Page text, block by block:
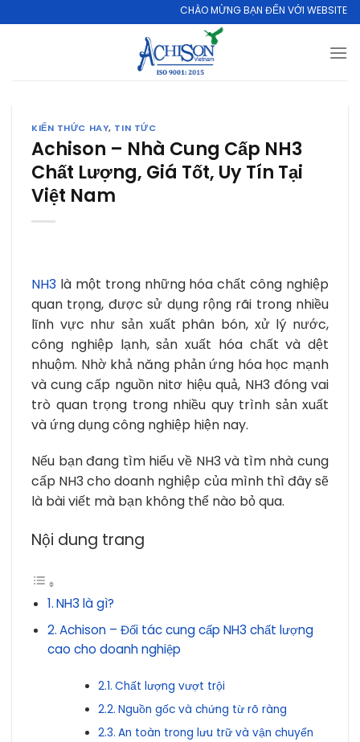
to
CHÀO MỪNG BẠN ĐẾN VỚI WEBSITE CHÍNH
KIẾN THỨC HAY, TIN TỨC
Achison – Nhà Cung Cấp NH3
Chất Lượng, Giá Tốt, Uy Tín Tại
Việt Nam
NH3 là một trong những hóa chất công nghiệp
quan trọng, được sử dụng rộng rãi trong nhiều
lĩnh vực như sản xuất phân bón, xử lý nước,
công nghiệp lạnh, sản xuất hóa chất và dệt
nhuộm. Nhờ khả năng phản ứng hóa học mạnh
và cung cấp nguồn nitơ hiệu quả, NH3 đóng vai
trò quan trọng trong nhiều quy trình sản xuất
và ứng dụng công nghiệp hiện nay.
Nếu bạn đang tìm hiểu về NH3 và tìm nhà cung
cấp NH3 cho doanh nghiệp của mình thì đây sẽ
là bài viết mà bạn không thể nào bỏ qua.
Nội dung trang
NH3 là gì?
Achison – Đối tác cung cấp NH3 chất lượng
cao cho doanh nghiệp
Chất lượng vượt trội
Nguồn gốc và chứng từ rõ ràng
An toàn trong lưu trữ và vận chuyển